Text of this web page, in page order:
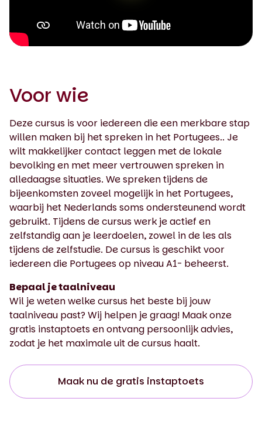
0:00 / 2:19
Voor wie
Deze cursus is voor iedereen die een merkbare stap
willen maken bij het spreken in het Portugees.. Je
wilt makkelijker contact leggen met de lokale
bevolking en met meer vertrouwen spreken in
alledaagse situaties. We spreken tijdens de
bijeenkomsten zoveel mogelijk in het Portugees,
waarbij het Nederlands soms ondersteunend wordt
gebruikt. Tijdens de cursus werk je actief en
zelfstandig aan je leerdoelen, zowel in de les als
tijdens de zelfstudie. De cursus is geschikt voor
iedereen die Portugees op niveau A1- beheerst.
Bepaal je taalniveau
Wil je weten welke cursus het beste bij jouw
taalniveau past? Wij helpen je graag! Maak onze
gratis instaptoets en ontvang persoonlijk advies,
zodat je het maximale uit de cursus haalt.
Maak nu de gratis instaptoets